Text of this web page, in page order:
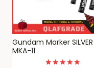
Gundam Marker SILVER
MKA-11